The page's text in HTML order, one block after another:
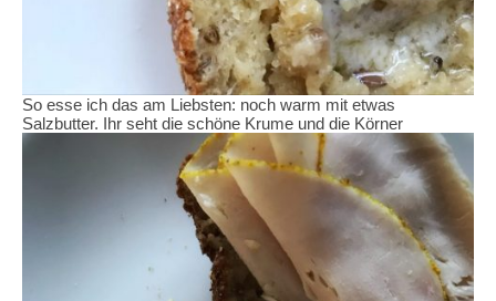
So esse ich das am Liebsten: noch warm mit etwas
Salzbutter. Ihr seht die schöne Krume und die Körner